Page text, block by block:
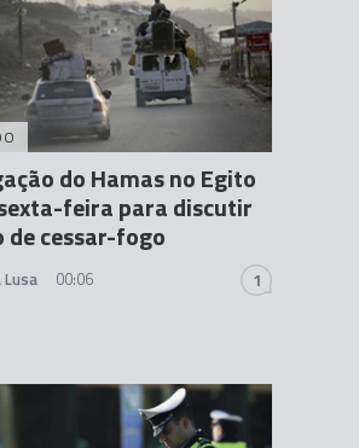
do Hamas no Egito
feira para discutir
de cessar-fogo
Lusa 00:06 1